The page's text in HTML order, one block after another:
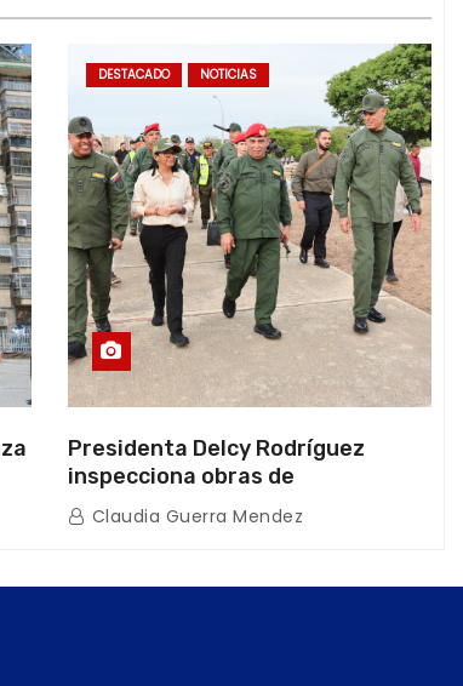
DESTACADO NOTICIAS
Presidenta Delcy Rodríguez
inspecciona obras de
restauración en Escuela Naval
tras afectaciones sísmicas en La
Claudia Guerra Mendez